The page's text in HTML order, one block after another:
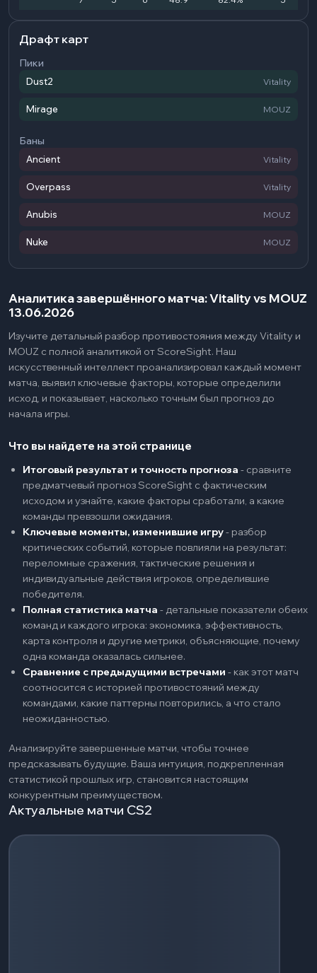
Драфт карт
Пики
Dust2 Vitality
Mirage MOUZ
Баны
Ancient Vitality
Overpass Vitality
Anubis MOUZ
Nuke MOUZ
Аналитика завершённого матча: Vitality vs MOUZ
13.06.2026
Изучите детальный разбор противостояния между Vitality и
MOUZ с полной аналитикой от ScoreSight. Наш
искусственный интеллект проанализировал каждый момент
матча, выявил ключевые факторы, которые определили
исход, и показывает, насколько точным был прогноз до
начала игры.
Что вы найдете на этой странице
Итоговый результат и точность прогноза - сравните
предматчевый прогноз ScoreSight с фактическим
исходом и узнайте, какие факторы сработали, а какие
команды превзошли ожидания.
Ключевые моменты, изменившие игру- разбор
критических событий, которые повлияли на результат:
переломные сражения, тактические решения и
индивидуальные действия игроков, определившие
победителя.
Полная статистика матча - детальные показатели обеих
команд и каждого игрока: экономика, эффективность,
карта контроля и другие метрики, объясняющие, почему
одна команда оказалась сильнее.
Сравнение с предыдущими встречами - как этот матч
соотносится с историей противостояний между
командами, какие паттерны повторились, а что стало
неожиданностью.
Анализируйте завершенные матчи, чтобы точнее
предсказывать будущие. Ваша интуиция, подкрепленная
статистикой прошлых игр, становится настоящим
конкурентным преимуществом.
Актуальные матчи CS2
Загрузка событий...